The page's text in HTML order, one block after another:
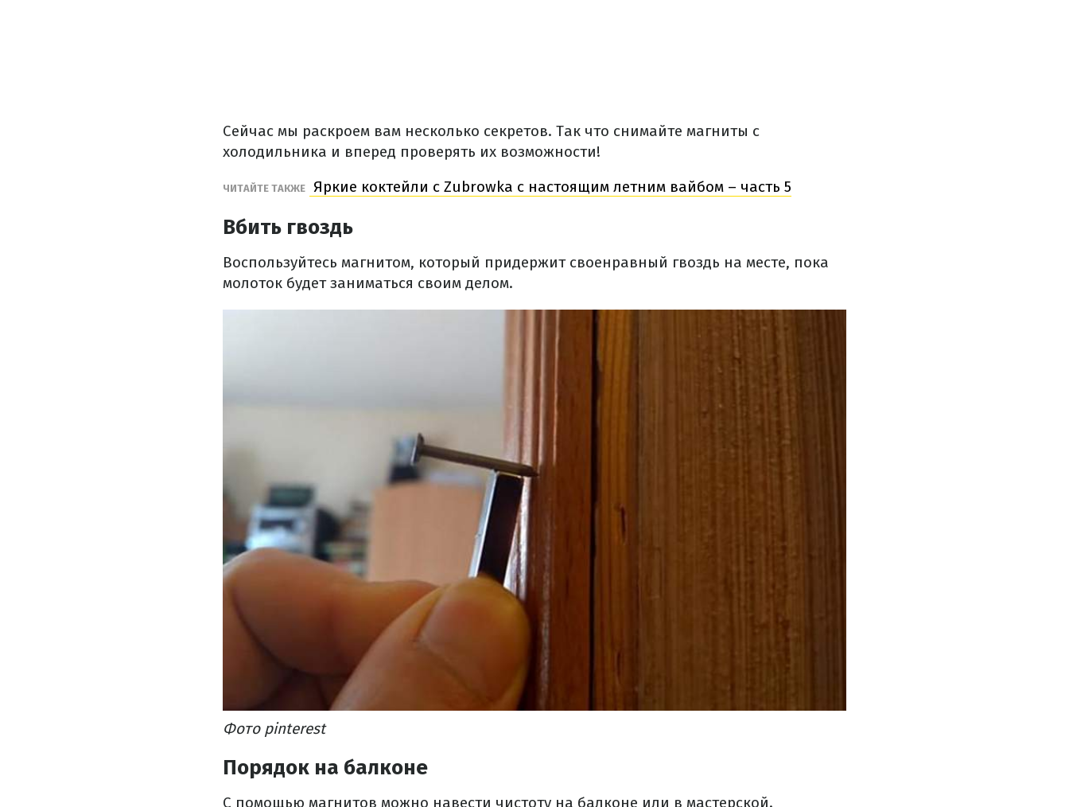
Сейчас мы раскроем вам несколько секретов. Так что снимайте магниты с
холодильника и вперед проверять их возможности!
ЧИТАЙТЕ ТАКЖЕ Яркие коктейли с Zubrowka с настоящим летним вайбом – часть 5
Вбить гвоздь
Воспользуйтесь магнитом, который придержит своенравный гвоздь на месте, пока
молоток будет заниматься своим делом.
Фото pinterest
Порядок на балконе
С помощью магнитов можно навести чистоту на балконе или в мастерской.